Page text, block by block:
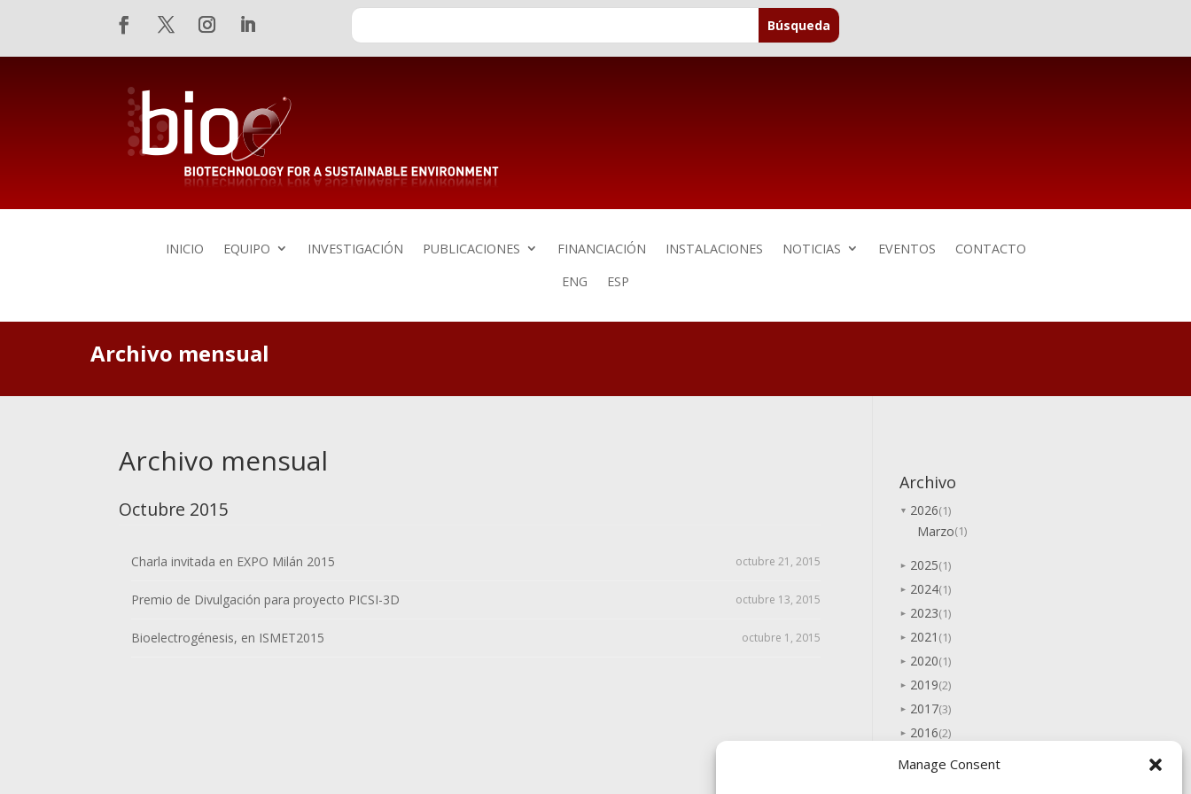
Manage Consent
Buscar:
INICIO EQUIPO INVESTIGACIÓN PUBLICACIONES FINANCIACIÓN INSTALACIONES NOTICIAS EVENTOS
CONTACTO
ENG
ESP
Archivo mensual
Archivo mensual
Octubre 2015
Charla invitada en EXPO Milán 2015 octubre 21, 2015
Premio de Divulgación para proyecto PICSI-3D octubre 13, 2015
Bioelectrogénesis, en ISMET2015 octubre 1, 2015
Archivo
▼ 2026(1)
Marzo(1)
► 2025(1)
► 2024(1)
► 2023(1)
► 2021 (1)
► 2020(1)
► 2019(2)
► 2017(3)
► 2016(2)